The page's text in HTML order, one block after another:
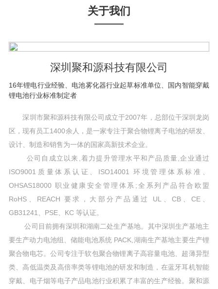
关于我们
深圳聚和源科技有限公司
16年锂电行业经验、电池雾化器行业起草标准单位、国内智能穿戴
锂电池行业标准制定者
深圳市聚和源科技有限公司成立于2007年，总部位干深圳龙岗
区，现有员工1400余人，是一家专注于聚合物锂离子电池的研发、
设计、制造和销售为一体的国家高新技术企业。
公司自成立以来,着力提升管理水平和产品质量,企业通过
ISO9001质量体系认证、ISO14001 环境管理体系标准、
OHSAS18000 职业健康安全管理体系;全系列产品符合欧盟
RoHS、REACH 要求，大部分产品通过 UL、CB、CE、
GB31241、PSE、KC 等认证。
公司目前拥有深圳和湖南二处生产基地。其中深圳生产基地主
要生产动力电池组、储能电池系统 PACK,湖南生产基地主要生产锂
聚合物电芯。公司专注于软包聚合物锂离子高容量电池、超薄异型
类、高低温类及高倍率类等锂电池的研发和制造，在蓝牙耳机智能
穿戴、电子烟等电子产品电池行业积累了丰富的生产经验。聚和源